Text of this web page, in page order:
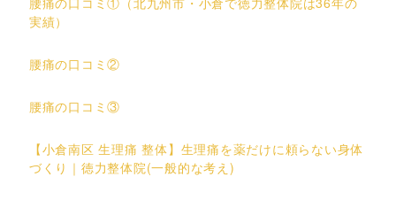
実績）
腰痛の口コミ②
腰痛の口コミ③
【小倉南区 生理痛 整体】生理痛を薬だけに頼らない身体
づくり｜徳力整体院(一般的な考え)